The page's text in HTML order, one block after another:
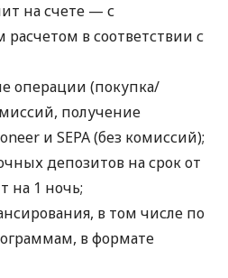
на счете — с
в соответствии с
операции (покупка/
получение
и SEPA (без комиссий);
депозитов на срок от
на 1 ночь;
в том числе по
в формате